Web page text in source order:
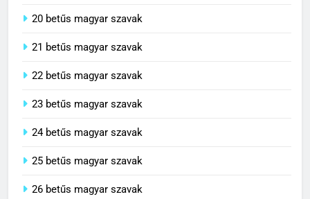
20 betűs magyar szavak
21 betűs magyar szavak
22 betűs magyar szavak
23 betűs magyar szavak
24 betűs magyar szavak
25 betűs magyar szavak
26 betűs magyar szavak